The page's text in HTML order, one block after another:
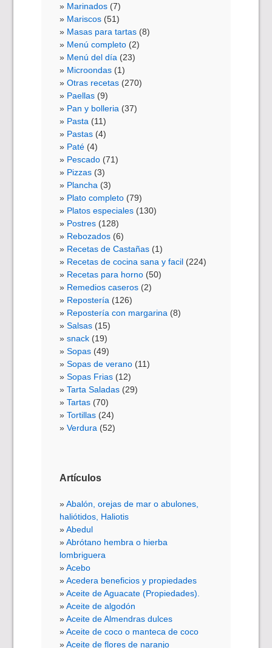
Marinados (7)
Mariscos (51)
Masas para tartas (8)
Menú completo (2)
Menú del día (23)
Microondas (1)
Otras recetas (270)
Paellas (9)
Pan y bolleria (37)
Pasta (11)
Pastas (4)
Paté (4)
Pescado (71)
Pizzas (3)
Plancha (3)
Plato completo (79)
Platos especiales (130)
Postres (128)
Rebozados (6)
Recetas de Castañas (1)
Recetas de cocina sana y facil (224)
Recetas para horno (50)
Remedios caseros (2)
Repostería (126)
Repostería con margarina (8)
Salsas (15)
snack (19)
Sopas (49)
Sopas de verano (11)
Sopas Frias (12)
Tarta Saladas (29)
Tartas (70)
Tortillas (24)
Verdura (52)
Artículos
Abalón, orejas de mar o abulones,
haliótidos, Haliotis
Abedul
Abrótano hembra o hierba
lombriguera
Acebo
Acedera beneficios y propiedades
Aceite de Aguacate (Propiedades).
Aceite de algodón
Aceite de Almendras dulces
Aceite de coco o manteca de coco
Aceite de flores de naranjo